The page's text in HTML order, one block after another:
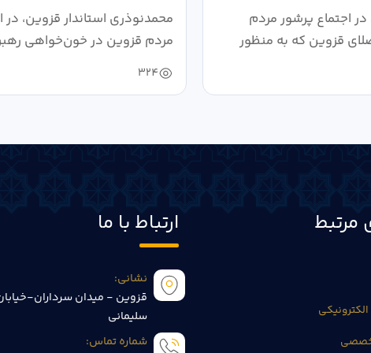
اجتماع پرشور مردم
قزوین که به منظور
محمدنوذری استاندار قزوین، در
مردم قزوین در خون‌خواهی
حمایت...
324
مرتبط ارتباط با ما
نشانی:
قزوین - میدان سرداران-
سلیمانی
شماره تماس: